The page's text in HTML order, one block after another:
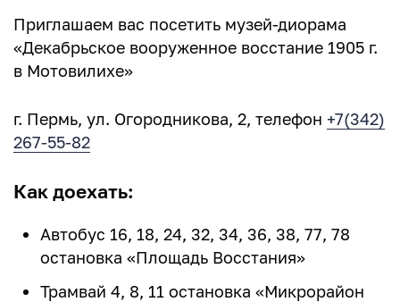
Приглашаем вас посетить музей-диорама
«Декабрьское вооруженное восстание 1905 г.
в Мотовилихе»
г. Пермь, ул. Огородникова, 2, телефон +7(342)
267-55-82
Как доехать:
Автобус 16, 18, 24, 32, 34, 36, 38, 77, 78
остановка «Площадь Восстания»
Трамвай 4, 8, 11 остановка «Микрорайон